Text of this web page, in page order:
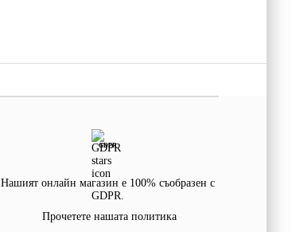
GDPR
Нашият онлайн магазин е 100% съобразен с
GDPR.
Прочетете нашата политика